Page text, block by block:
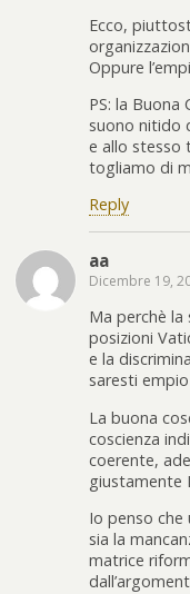
Ecco,
Oppure
PS: la Buona
suono nitido
e allo stesso
togliamo di
Reply
aa
Dicembre 19,
Ma perchè
posizioni
e la
saresti
La buona
coscienza
coerente,
giustamente
Io penso
sia la
matrice